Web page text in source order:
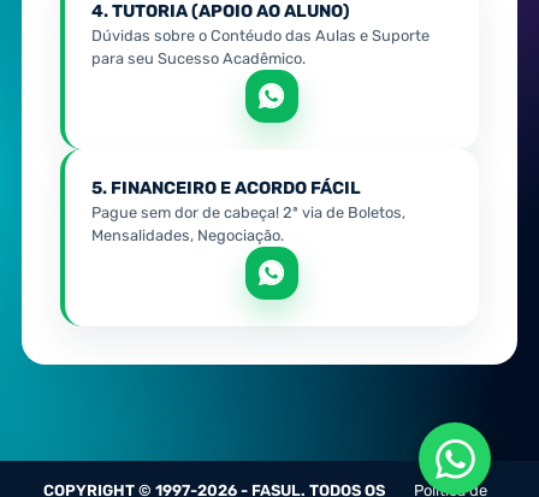
4. TUTORIA (APOIO AO ALUNO)
Dúvidas sobre o Contéudo das Aulas e Suporte
para seu Sucesso Acadêmico.
5. FINANCEIRO E ACORDO FÁCIL
Pague sem dor de cabeça! 2ª via de Boletos,
Mensalidades, Negociação.
COPYRIGHT © 1997-2026 - FASUL. TODOS OS Política de